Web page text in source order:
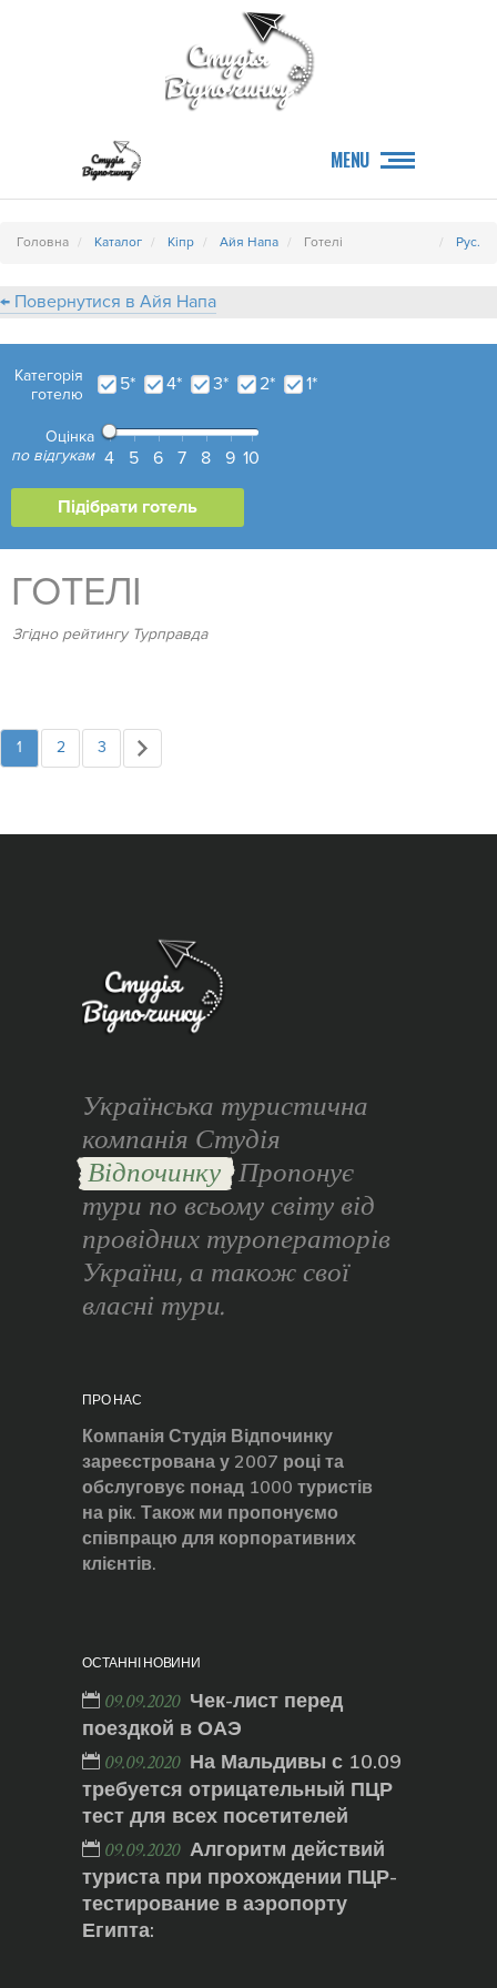
MENU
Головна Каталог Кіпр Айя Напа Готелі Рус.
← Повернутися в Айя Напа
Категорія
готелю
5* 4* 3* 2* 1*
Оцінка
по відгукам 4 5 6 7 8 9 10
ГОТЕЛІ
Згідно рейтингу Турправда
1 2 3
Українська туристична
компанія Студія
Відпочинку Пропонує
тури по всьому світу від
провідних туроператорів
України, а також свої
власні тури.
ПРО НАС
Компанія Студія Відпочинку
зареєстрована у 2007 році та
обслуговує понад 1000 туристів
на рік. Також ми пропонуємо
співпрацю для корпоративних
клієнтів.
ОСТАННІ НОВИНИ
09.09.2020 Чек-лист перед
поездкой в ОАЭ
09.09.2020 На Мальдивы с 10.09
требуется отрицательный ПЦР
тест для всех посетителей
09.09.2020 Алгоритм действий
туриста при прохождении ПЦР-
тестирование в аэропорту
Египта: